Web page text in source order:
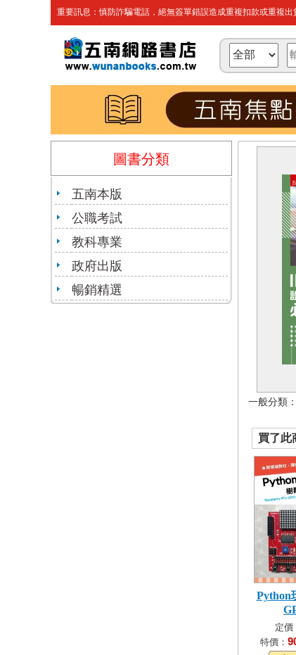
重要訊息：慎防詐騙電話，絕無簽單錯誤造成重複扣款或重複出
圖書分類
五南本版
公職考試
教科專業
政府出版
暢銷精選
一般分類：
買了此
Python
定價
特價：